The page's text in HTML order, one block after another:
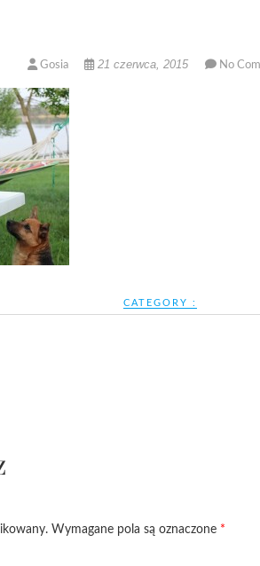
Gosia 21 czerwca, 2015 No
CATEGORY :
Wymagane pola są oznaczone *